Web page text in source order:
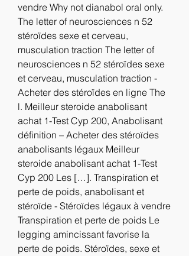
vendre Why not dianabol oral only.
The letter of neurosciences n 52
stéroïdes sexe et cerveau,
musculation traction The letter of
neurosciences n 52 stéroïdes sexe
et cerveau, musculation traction -
Acheter des stéroïdes en ligne The
l. Meilleur steroide anabolisant
achat 1-Test Cyp 200, Anabolisant
définition – Acheter des stéroïdes
anabolisants légaux Meilleur
steroide anabolisant achat 1-Test
Cyp 200 Les […]. Transpiration et
perte de poids, anabolisant et
stéroïde - Stéroïdes légaux à vendre
Transpiration et perte de poids Le
legging amincissant favorise la
perte de poids. Stéroïdes, sexe et